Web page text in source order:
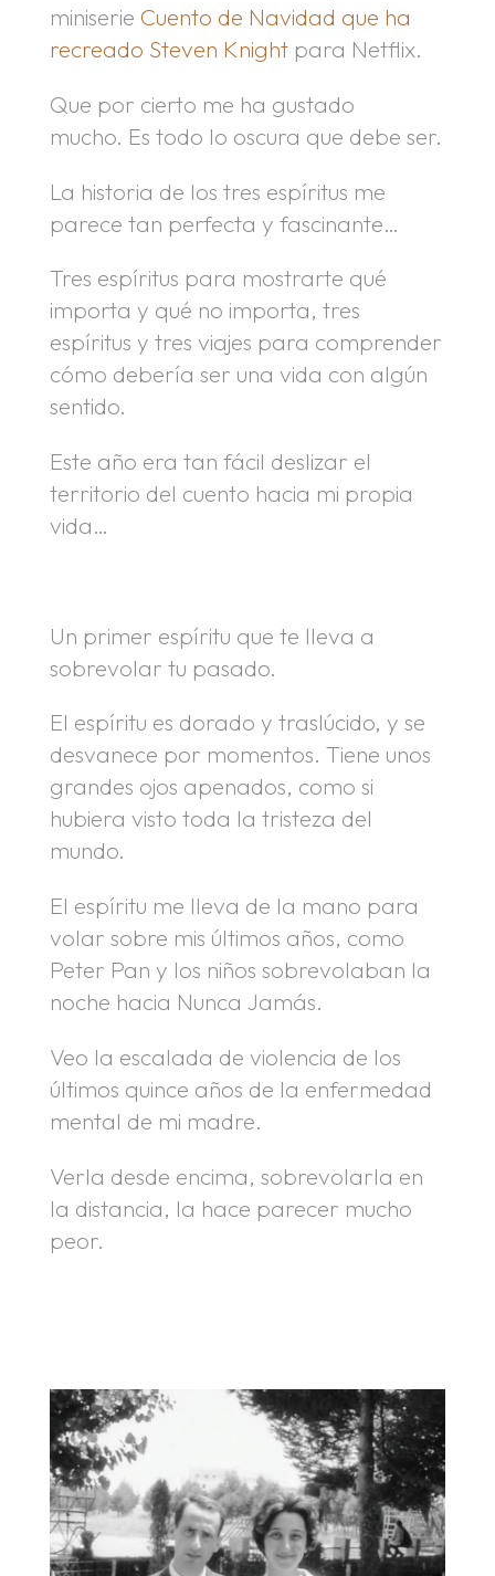
miniserie Cuento de Navidad que ha
recreado Steven Knightpara Netflix.
Que por cierto me ha gustado
mucho. Es todo lo oscura que debe ser.
La historia de los tres espíritus me
parece tan perfecta y fascinante…
Tres espíritus para mostrarte qué
importa y qué no importa, tres
espíritus y tres viajes para comprender
cómo debería ser una vida con algún
sentido.
Este año era tan fácil deslizar el
territorio del cuento hacia mi propia
vida…
Un primer espíritu que te lleva a
sobrevolar tu pasado.
El espíritu es dorado y traslúcido, y se
desvanece por momentos. Tiene unos
grandes ojos apenados, como si
hubiera visto toda la tristeza del
mundo.
El espíritu me lleva de la mano para
volar sobre mis últimos años, como
Peter Pan y los niños sobrevolaban la
noche hacia Nunca Jamás.
Veo la escalada de violencia de los
últimos quince años de la enfermedad
mental de mi madre.
Verla desde encima, sobrevolarla en
la distancia, la hace parecer mucho
peor.